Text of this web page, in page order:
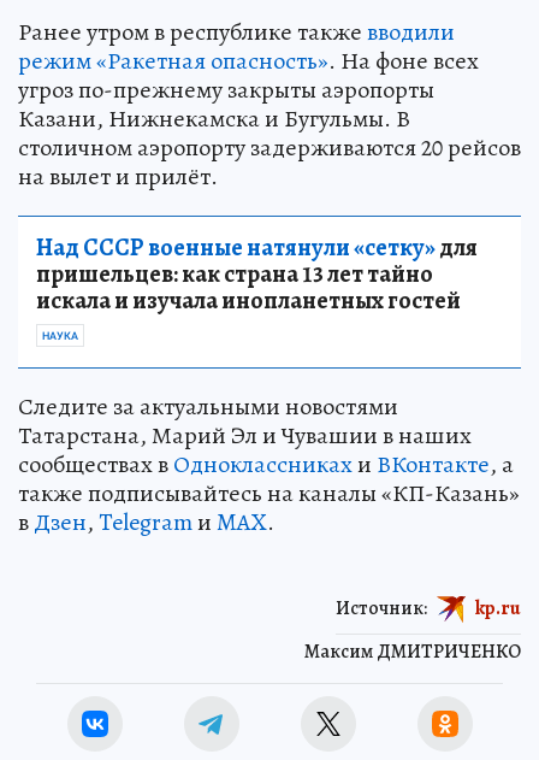
Ранее утром в республике такжевводили
режим «Ракетная опасность». На фоне всех
угроз по-прежнему закрыты аэропорты
Казани, Нижнекамска и Бугульмы. В
столичном аэропорту задерживаются 20 рейсов
на вылет и прилёт.
Над СССР военные натянули «сетку»для
пришельцев: как страна 13 лет тайно
искала и изучала инопланетных гостей
НАУКА
Следите за актуальными новостями
Татарстана, Марий Эл и Чувашии в наших
сообществах вОдноклассникахи ВКонтакте, а
также подписывайтесь на каналы «КП-Казань»
вДзен,TelegramиMAX.
Максим ДМИТРИЧЕНКО
Источник: kp.ru